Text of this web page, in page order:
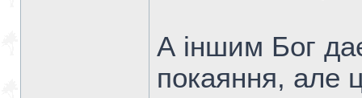
А іншим Бог
покаяння, але